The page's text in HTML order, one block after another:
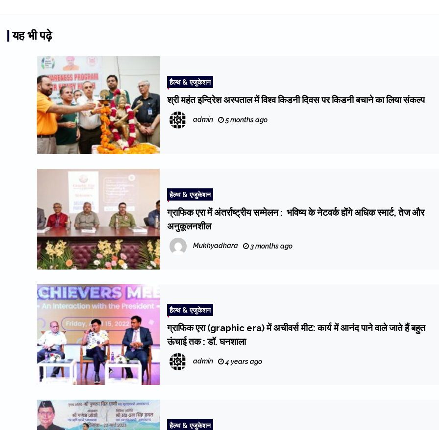
यह भी पढ़े
हैल्थ & एजुकेशन
श्री महंत इन्दिरेश अस्पताल में विश्व किडनी दिवस पर किडनी बचाने का लिया संकल्प
admin 5 months ago
हैल्थ & एजुकेशन
ग्राफिक एरा में अंतर्राष्ट्रीय सम्मेलन : भविष्य के नेटवर्क होंगे अधिक स्मार्ट, तेज और
अनुकूलनशील
Mukhyadhara 3 months ago
हैल्थ & एजुकेशन
ग्राफिक एरा (graphic era) में अचीवर्स मीट: कार्य में आनंद पाने वाले जाते हैं बहुत
ऊंचाई तक : डॉ. घनशाला
admin 4 years ago
हैल्थ & एजुकेशन